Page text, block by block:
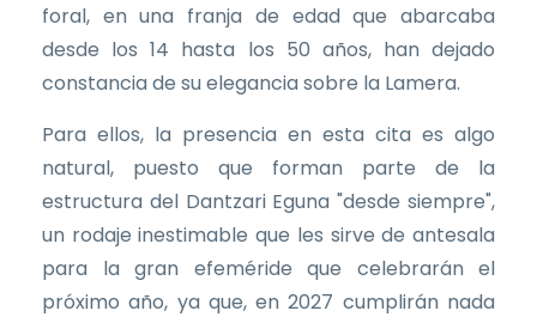
foral, en una franja de edad que abarcaba
desde los 14 hasta los 50 años, han dejado
constancia de su elegancia sobre la Lamera.
Para ellos, la presencia en esta cita es algo
natural, puesto que forman parte de la
estructura del Dantzari Eguna "desde siempre",
un rodaje inestimable que les sirve de antesala
para la gran efeméride que celebrarán el
próximo año, ya que, en 2027 cumplirán nada